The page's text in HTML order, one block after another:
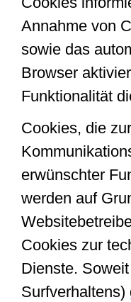
Annahme von
sowie das
Browser
Funktionalität
Cookies, die
erwünschter
werden auf
Cookies zur
Dienste.